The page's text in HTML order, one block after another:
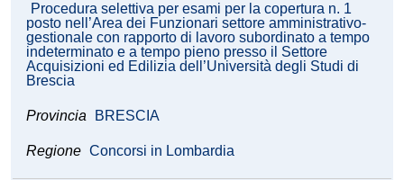
Procedura selettiva per esami per la copertura n. 1
posto nell’Area dei Funzionari settore amministrativo-
gestionale con rapporto di lavoro subordinato a tempo
indeterminato e a tempo pieno presso il Settore
Acquisizioni ed Edilizia dell’Università degli Studi di
Brescia
Provincia BRESCIA
Regione Concorsi in Lombardia